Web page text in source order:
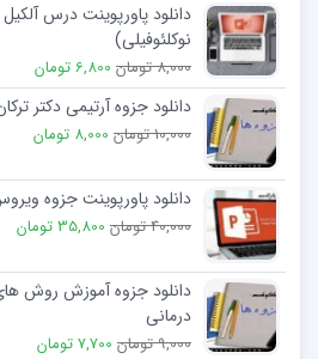
دانلود پاورپوینت درس
نوکلئوفیلی)
8,000 تومان 6,800 تومان
دانلود جزوه آرتیمی دکتر
10,000 تومان 8,000 تومان
دانلود پاورپوینت جزوه
40,000 تومان 35,800 تومان
دانلود جزوه آموزش روش
درمانی
9,000 تومان 7,700 تومان